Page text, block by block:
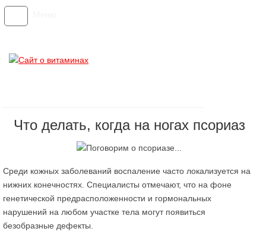
Что делать, когда на ногах псориаз
Среди кожных заболеваний воспаление часто локализуется на
нижних конечностях. Специалисты отмечают, что на фоне
генетической предрасположенности и гормональных
нарушений на любом участке тела могут появиться
безобразные дефекты.